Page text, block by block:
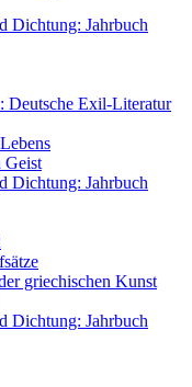
Dichtung: Jahrbuch
Deutsche Exil-Literatur
Geist
Dichtung: Jahrbuch
griechischen Kunst
Dichtung: Jahrbuch